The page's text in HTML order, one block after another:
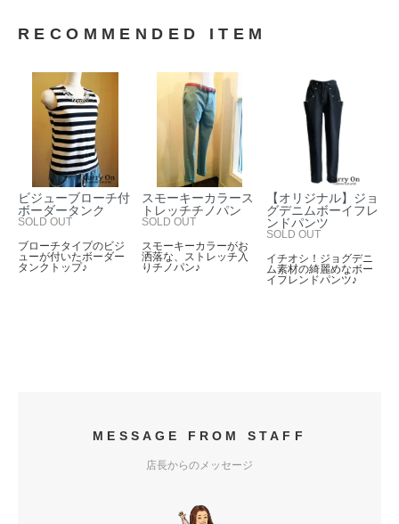
RECOMMENDED ITEM
ビジューブローチ付
ボーダータンク
SOLD OUT
ブローチタイプのビジ
ューが付いたボーダー
タンクトップ♪
スモーキーカラース
トレッチチノパン
SOLD OUT
スモーキーカラーがお
洒落な、ストレッチ入
りチノパン♪
【オリジナル】ジョ
グデニムボーイフレ
ンドパンツ
SOLD OUT
イチオシ！ジョグデニ
ム素材の綺麗めなボー
イフレンドパンツ♪
MESSAGE FROM STAFF
店長からのメッセージ